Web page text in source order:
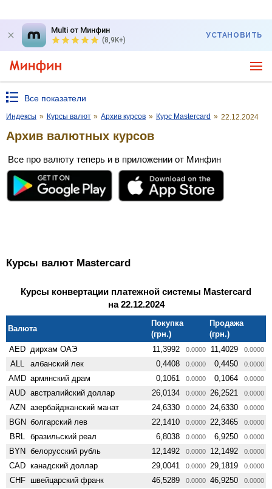
Multi от Минфин
(8,9K+)
УСТАНОВИТЬ
Все показатели
Индексы » Курсы валют » Архив курсов » Курс Mastercard » 22.12.2024
Архив валютных курсов
Все про валюту теперь и в приложении от Минфин
Курсы валют Mastercard
Курсы конвертации платежной системы Mastercard
на 22.12.2024
Валюта
Покупка
(грн.)
Продажа
(грн.)
AED дирхам ОАЭ 11,3992 0.0000 11,4029 0.0000
ALL албанский лек 0,4408 0.0000 0,4450 0.0000
AMD армянский драм 0,1061 0.0000 0,1064 0.0000
AUD австралийский доллар 26,0134 0.0000 26,2521 0.0000
AZN азербайджанский манат 24,6330 0.0000 24,6330 0.0000
BGN болгарский лев 22,1410 0.0000 22,3465 0.0000
BRL бразильский реал 6,8038 0.0000 6,9250 0.0000
BYN белорусский рубль 12,1492 0.0000 12,1492 0.0000
CAD канадский доллар 29,0041 0.0000 29,1819 0.0000
CHF швейцарский франк 46,5289 0.0000 46,9250 0.0000